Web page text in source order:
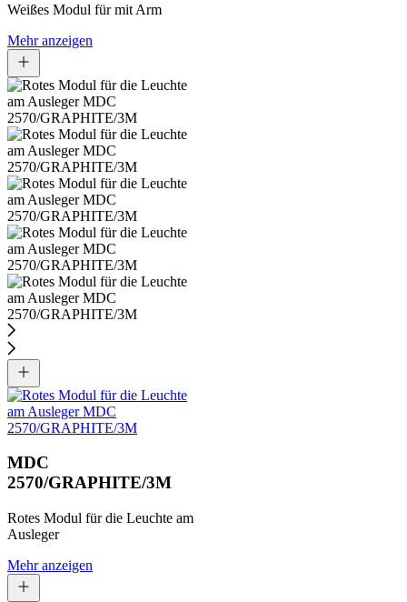
Weißes Modul für mit Arm
Mehr anzeigen
MDC
2570/GRAPHITE/3M
Rotes Modul für die Leuchte am
Ausleger
Mehr anzeigen